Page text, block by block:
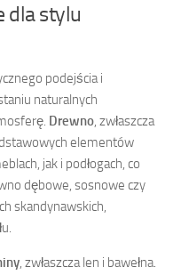
dla stylu
podejścia i
naturalnych
Drewno, zwłaszcza
elementów
jak i podłogach, co
dębowe, sosnowe czy
skandynawskich,
, zwłaszcza len i bawełna.